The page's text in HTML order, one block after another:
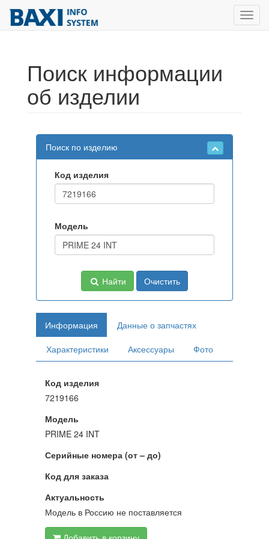
Поиск информации
об изделии
Поиск по изделию
Код изделия
Модель
Найти Очистить
Информация
Данные о запчастях
Характеристики
Аксессуары Фото
Код изделия
7219166
Модель
PRIME 24 INT
Серийные номера (от – до)
Код для заказа
Актуальность
Модель в Россию не поставляется